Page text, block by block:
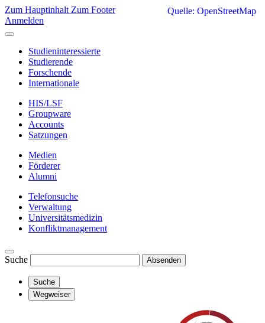
Zum Hauptinhalt Zum Footer
Anmelden
Studieninteressierte
Studierende
Forschende
Internationale
HIS/LSF
Groupware
Accounts
Satzungen
Medien
Förderer
Alumni
Telefonsuche
Verwaltung
Universitätsmedizin
Konfliktmanagement
Suche Absenden
Suche
Wegweiser
Quelle: OpenStreetMap